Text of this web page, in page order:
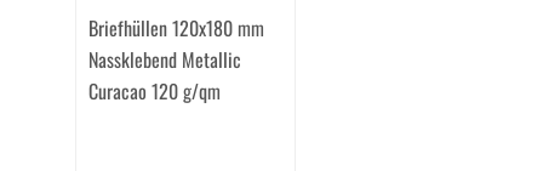
Briefhüllen 120x180 mm
Nassklebend Metallic
Curacao 120 g/qm